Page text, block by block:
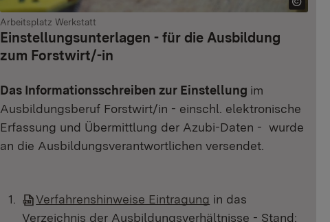
Arbeitsplatz Werkstatt
Einstellungsunterlagen - für die Ausbildung
zum Forstwirt/-in
Das Informationsschreiben zur Einstellung im
Ausbildungsberuf Forstwirt/in - einschl. elektronische
Erfassung und Übermittlung der Azubi-Daten - wurde
an die Ausbildungsverantwortlichen versendet.
Verfahrenshinweise Eintragung in das
Verzeichnis der Ausbildungsverhältnisse - Stand: